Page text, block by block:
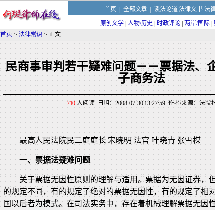
首页 全部文章| 谈法论道 法律文书 法
原创文学 人物/历史 时政评论 两岸/国际
首页 > 法律常识 > 正文
民商事审判若干疑难问题－－票据法、
子商务法
710人阅读 日期：2008-07-30 13:27:59 作者/来源：法院
最高人民法院民二庭庭长 宋晓明 法官 叶晓青 张雪楳
一、票据法疑难问题
关于票据无因性原则的理解与适用。票据为无因证券，
的规定不同，有的规定了绝对的票据无因性，有的规定了相
国以后者为模式。在司法实务中，存在着机械理解票据无因